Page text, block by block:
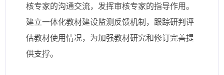
核专家的沟通交流，发挥审核专家的指导作用。
建立一体化教材建设监测反馈机制，跟踪研判评
估教材使用情况，为加强教材研究和修订完善提
供支撑。